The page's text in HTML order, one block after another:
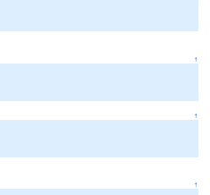
↑
↑
↑